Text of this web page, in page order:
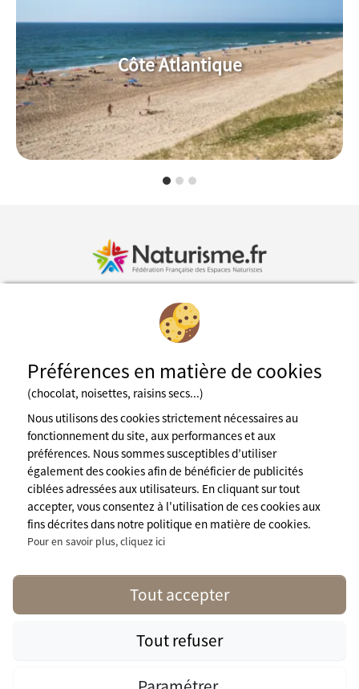
Côte Atlantique
Inscription à la newsletter
Fédération des espaces naturistes
Mentions légales
CGU du site
Charte de confidentialité
Espace presse
A propos de nous
contact@naturisme.fr
Nos partenaires
Préférences en matière de cookies
(chocolat, noisettes, raisins secs...)
Nous utilisons des cookies strictement nécessaires au
fonctionnement du site, aux performances et aux
préférences. Nous sommes susceptibles d’utiliser
également des cookies afin de bénéficier de publicités
ciblées adressées aux utilisateurs. En cliquant sur tout
accepter, vous consentez à l'utilisation de ces cookies aux
fins décrites dans notre politique en matière de cookies.
Pour en savoir plus, cliquez ici
Tout accepter
Tout refuser